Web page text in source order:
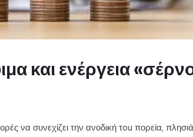
και ενέργεια
να συνεχίζει την ανοδική τou πορεία,